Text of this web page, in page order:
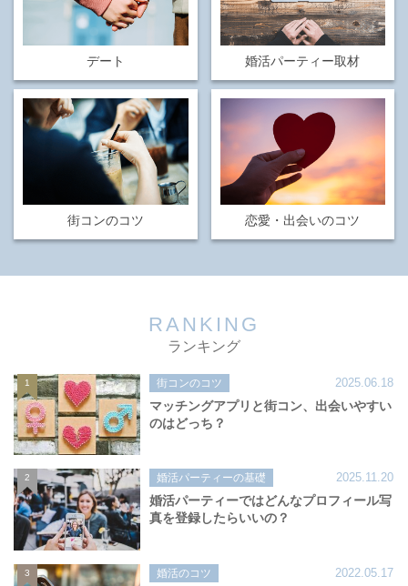
デート 婚活パーティー取材
街コンのコツ 恋愛・出会いのコツ
RANKING
ランキング
1 街コンのコツ 2025.06.18
マッチングアプリと街コン、出会いやすい
のはどっち？
2 婚活パーティーの基礎 2025.11.20
婚活パーティーではどんなプロフィール写
真を登録したらいいの？
3 婚活のコツ 2022.05.17